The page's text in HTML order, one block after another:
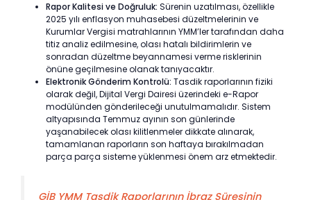
Rapor Kalitesi ve Doğruluk: Sürenin uzatılması, özellikle
2025 yılı enflasyon muhasebesi düzeltmelerinin ve
Kurumlar Vergisi matrahlarının YMM’ler tarafından daha
titiz analiz edilmesine, olası hatalı bildirimlerin ve
sonradan düzeltme beyannamesi verme risklerinin
önüne geçilmesine olanak tanıyacaktır.
Elektronik Gönderim Kontrolü: Tasdik raporlarının fiziki
olarak değil, Dijital Vergi Dairesi üzerindeki e-Rapor
modülünden gönderileceği unutulmamalıdır. Sistem
altyapısında Temmuz ayının son günlerinde
yaşanabilecek olası kilitlenmeler dikkate alınarak,
tamamlanan raporların son haftaya bırakılmadan
parça parça sisteme yüklenmesi önem arz etmektedir.
GİB YMM Tasdik Raporlarının İbraz Süresinin